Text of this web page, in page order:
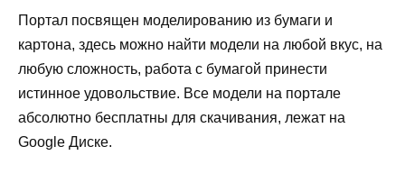
Портал посвящен моделированию из бумаги и
картона, здесь можно найти модели на любой вкус, на
любую сложность, работа с бумагой принести
истинное удовольствие. Все модели на портале
абсолютно бесплатны для скачивания, лежат на
Google Диске.